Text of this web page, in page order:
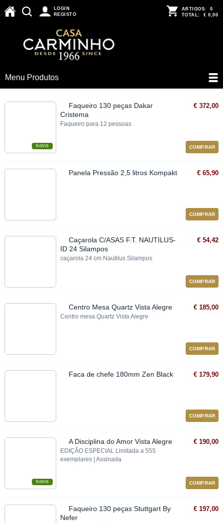
LOGIN
REGISTO
ARTIGOS: 0
TOTAL: € 0,00
Menu Produtos
NOVO
Faqueiro 130 peças Dakar
Cristema
Faqueiro para 12 pessoas
€ 372,00
COMPRAR
Panela Pressão 2,5 litros Kompakt € 65,90
COMPRAR
Caçarola C/ASAS F.T. NAUTILUS-
ID 24 Silampos
caçarola 24 cm Nautilus Silampos
€ 54,42
COMPRAR
Centro Mesa Quartz Vista Alegre
Centro mesa Quartz Vista Alegre
€ 185,00
COMPRAR
Faca de chefe 180mm Zen Black € 179,90
COMPRAR
NOVO
A Disciplina do Amor Vista Alegre
EDIÇÃO ESPECIAL Limitada a 555
exemplares | Assinada
€ 190,00
COMPRAR
Faqueiro 130 peças Stuttgart By
Nefer
€ 197,00